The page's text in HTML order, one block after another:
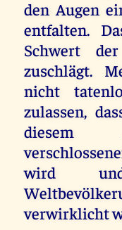
den Augen
entfalten.
Schwert
zuschlägt.
nicht
zulassen,
diesem
wird
verwirklicht